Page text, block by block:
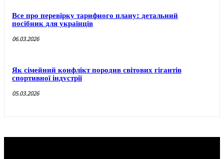
Все про перевірку тарифного плану: детальний
посібник для українців
06.03.2026
Як сімейний конфлікт породив світових гігантів
спортивної індустрії
05.03.2026